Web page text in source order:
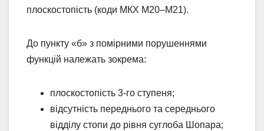
плоскостопість (коди МКХ M20–M21).
До пункту «б» з помірними порушеннями
функцій належать зокрема:
плоскостопість 3-го ступеня;
відсутність переднього та середнього
відділу стопи до рівня суглоба Шопара;